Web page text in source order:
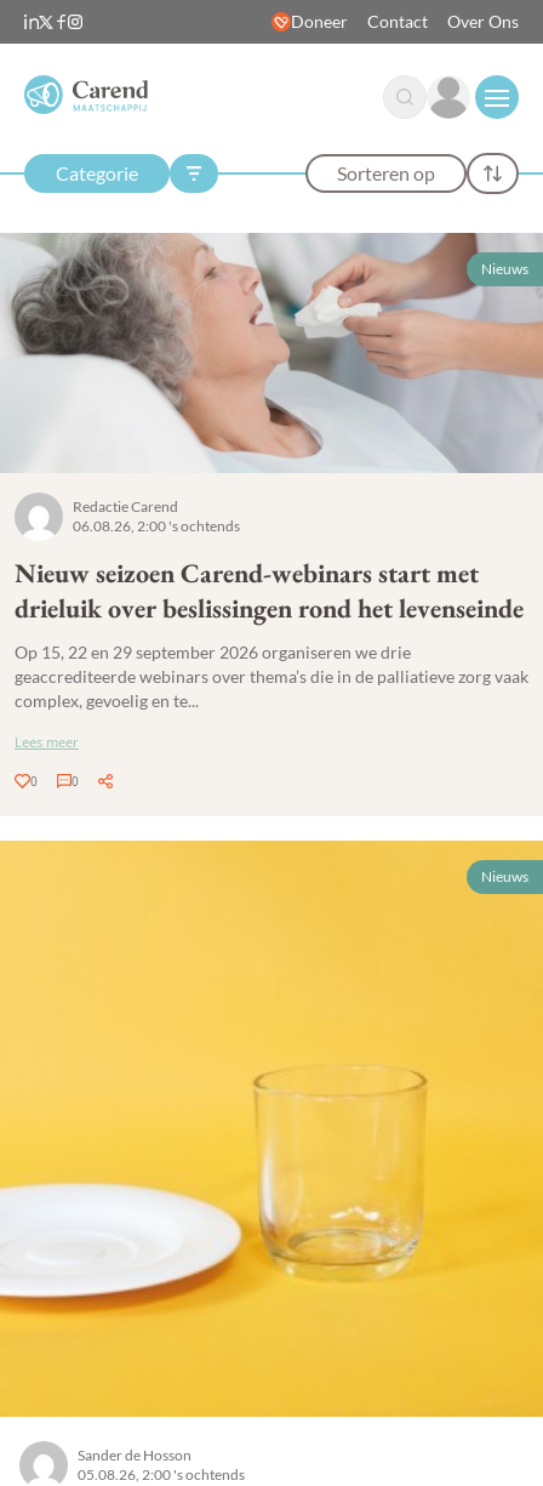
Doneer Contact Over Ons
Categorie Sorteren op
Nieuws
Redactie Carend
06.08.26, 2:00 's ochtends
Nieuw seizoen Carend-webinars start met
drieluik over beslissingen rond het levenseinde
Op 15, 22 en 29 september 2026 organiseren we drie
geaccrediteerde webinars over thema’s die in de palliatieve zorg vaak
complex, gevoelig en te...
Lees meer
0 0
Nieuws
Sander de Hosson
05.08.26, 2:00 's ochtends